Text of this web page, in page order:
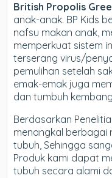
British Propolis
anak-anak. BP Kids
nafsu makan anak,
memperkuat sistem
terserang virus/
pemulihan setelah
emak-emak juga
dan tumbuh
Berdasarkan
menangkal berbagai
tubuh, Sehingga
Produk kami dapat
tubuh secara alami